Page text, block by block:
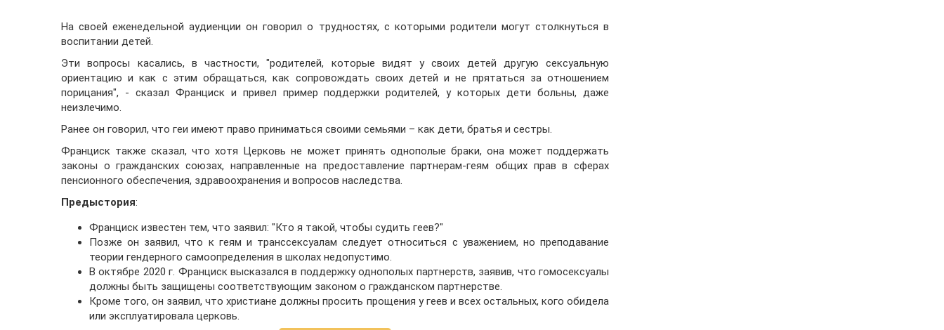
На своей еженедельной аудиенции он говорил о трудностях, с которыми родители могут столкнуться в
воспитании детей.
Эти вопросы касались, в частности, "родителей, которые видят у своих детей другую сексуальную
ориентацию и как с этим обращаться, как сопровождать своих детей и не прятаться за отношением
порицания", - сказал Франциск и привел пример поддержки родителей, у которых дети больны, даже
неизлечимо.
Ранее он говорил, что геи имеют право приниматься своими семьями – как дети, братья и сестры.
Франциск также сказал, что хотя Церковь не может принять однополые браки, она может поддержать
законы о гражданских союзах, направленные на предоставление партнерам-геям общих прав в сферах
пенсионного обеспечения, здравоохранения и вопросов наследства.
Предыстория:
Франциск известен тем, что заявил: "Кто я такой, чтобы судить геев?"
Позже он заявил, что к геям и транссексуалам следует относиться с уважением, но преподавание
теории гендерного самоопределения в школах недопустимо.
В октябре 2020 г. Франциск высказался в поддержку однополых партнерств, заявив, что гомосексуалы
должны быть защищены соответствующим законом о гражданском партнерстве.
Кроме того, он заявил, что христиане должны просить прощения у геев и всех остальных, кого обидела
или эксплуатировала церковь.